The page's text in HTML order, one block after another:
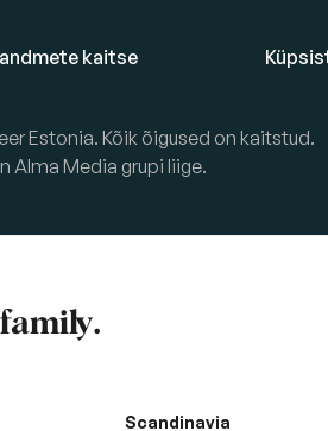
kaitse
Estonia. Kõik õigused on kaitstud.
Alma Media grupi liige.
Scandinavia